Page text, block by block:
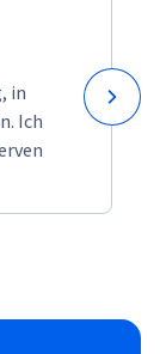
in
Ich